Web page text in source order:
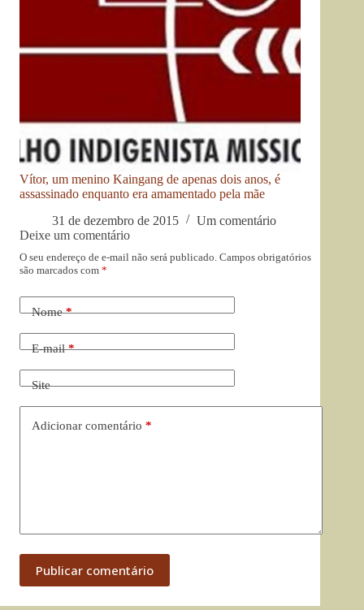
Vítor, um menino Kaingang de apenas dois anos, é
assassinado enquanto era amamentado pela mãe
31 de dezembro de 2015
Um comentário
Deixe um comentário
O seu endereço de e-mail não será publicado. Campos obrigatórios
são marcados com *
Nome*
E-mail*
Site
Adicionar comentário *
Publicar comentário